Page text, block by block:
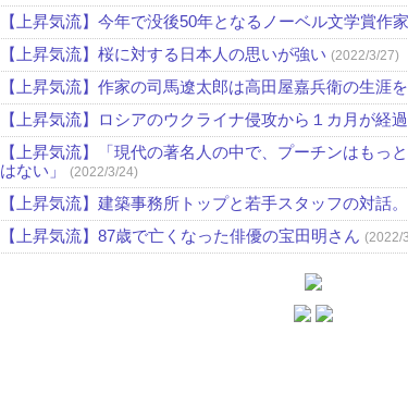
【上昇気流】今年で没後50年となるノーベル文学賞作
【上昇気流】桜に対する日本人の思いが強い (2022/3/27)
【上昇気流】作家の司馬遼太郎は高田屋嘉兵衛の生涯
【上昇気流】ロシアのウクライナ侵攻から１カ月が経
【上昇気流】「現代の著名人の中で、プーチンはもっ
はない」
(2022/3/24)
【上昇気流】建築事務所トップと若手スタッフの対話。
【上昇気流】87歳で亡くなった俳優の宝田明さん (2022/